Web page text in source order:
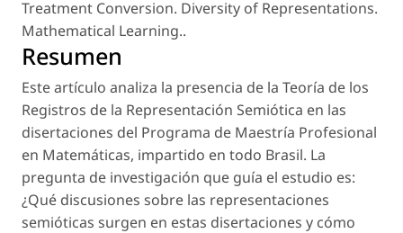
Treatment Conversion. Diversity of Representations.
Mathematical Learning..
Resumen
Este artículo analiza la presencia de la Teoría de los
Registros de la Representación Semiótica en las
disertaciones del Programa de Maestría Profesional
en Matemáticas, impartido en todo Brasil. La
pregunta de investigación que guía el estudio es:
¿Qué discusiones sobre las representaciones
semióticas surgen en estas disertaciones y cómo